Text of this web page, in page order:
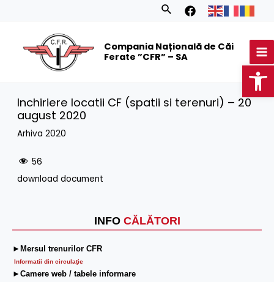
Search
Compania Națională de Căi
Ferate ”CFR” – SA
INFO CĂLĂTORI
►Mersul trenurilor CFR
Informatii din circulaţie
►Camere web / tabele informare
Inchiriere locatii CF (spatii si terenuri) – 20
august 2020
Arhiva 2020
56
download document